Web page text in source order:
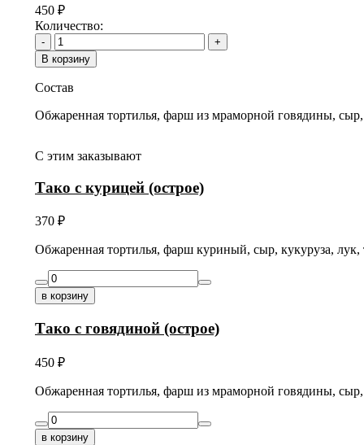
450 ₽
Количество:
-
+
В корзину
Состав
Обжаренная тортилья, фарш из мраморной говядины,
С этим заказывают
Тако с курицей (острое)
370 ₽
Обжаренная тортилья, фарш куриный, сыр, кукуруза,
в корзину
Тако с говядиной (острое)
450 ₽
Обжаренная тортилья, фарш из мраморной говядины,
в корзину